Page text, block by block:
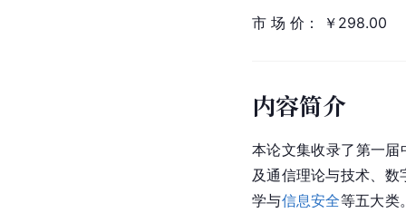
市 场 价： ￥298.00
内容简介
本论文集收录了第一
及通信理论与技术、数
学与信息安全等五大类